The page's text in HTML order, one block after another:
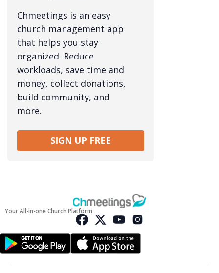
Chmeetings is an easy
church management app
that helps you stay
organized. Reduce
workloads, save time and
money, collect donations,
build community, and
more.
SIGN UP FREE
Your All-in-one Church Platform